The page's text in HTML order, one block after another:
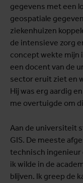
gegevens met een
geospatiale
ziekenhuizen
de intensieve zorg
concept wekte mijn
een docent van de
sector eruit ziet en
Hij was erg aardig
me overtuigde om
Aan de universiteit
GIS. De meeste
technisch ingenieur
ik wilde in de
blijven. Ik greep de